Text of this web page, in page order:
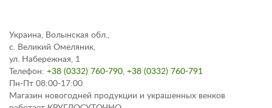
Украина, Волынская обл.,
с. Великий Омеляник,
ул. Набережная, 1
Телефон: +38 (0332) 760-790, +38 (0332) 760-791
Пн-Пт 08:00-17:00
Магазин новогодней продукции и украшенных венков